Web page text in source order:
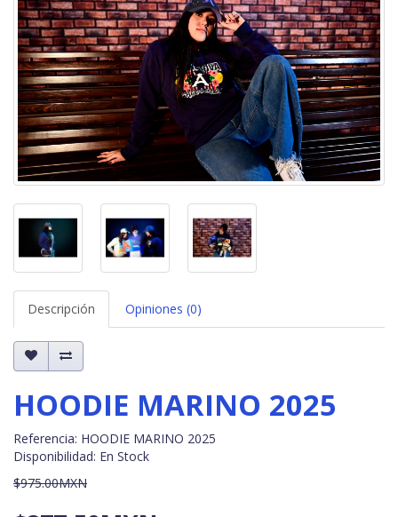
Descripción Opiniones (0)
HOODIE MARINO 2025
Referencia: HOODIE MARINO 2025
Disponibilidad: En Stock
$975.00MXN